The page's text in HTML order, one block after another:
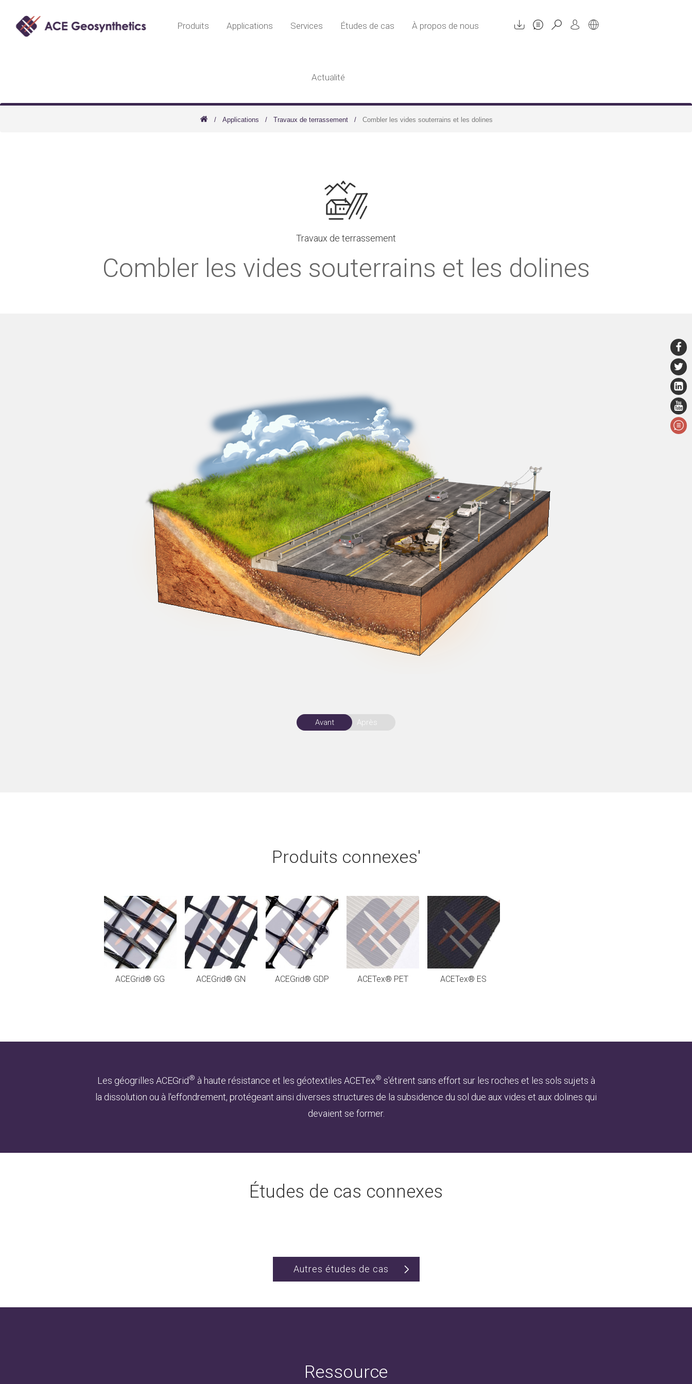
Produits Applications Services Études de cas À propos de nous
Actualité
Applications Travaux de terrassement Combler les vides souterrains et les dolines
Travaux de terrassement
Combler les vides souterrains et les dolines
Avant Après
Produits connexes'
ACEGrid® GG ACEGrid® GN ACEGrid® GDP ACETex® PET ACETex® ES
Les géogrilles ACEGrid® à haute résistance et les géotextiles ACETex® s'étirent sans effort sur les roches et les sols sujets à
la dissolution ou à l'effondrement, protégeant ainsi diverses structures de la subsidence du sol due aux vides et aux dolines qui
devaient se former.
Études de cas connexes
Autres études de cas
Ressource